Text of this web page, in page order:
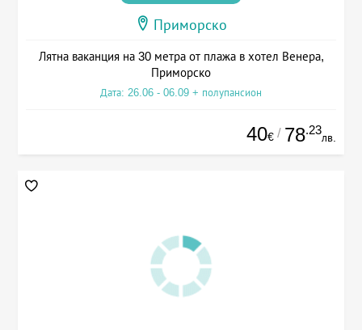
Приморско
Лятна ваканция на 30 метра от плажа в хотел Венера,
Приморско
Дата: 26.06 - 06.09 + полупансион
40€ / 78.23
лв.